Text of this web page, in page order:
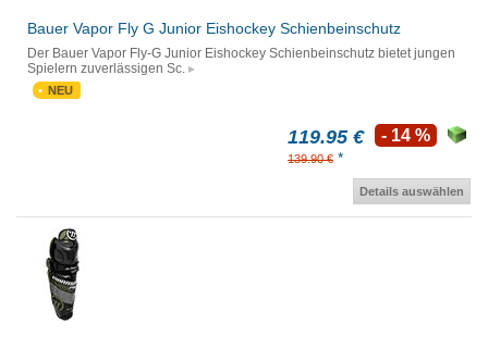
Bauer Vapor Fly G Junior Eishockey Schienbeinschutz
Der Bauer Vapor Fly-G Junior Eishockey Schienbeinschutz bietet jungen
Spielern zuverlässigen Sc.
NEU
119.95 €
139.90 € *
- 14 %
Details auswählen